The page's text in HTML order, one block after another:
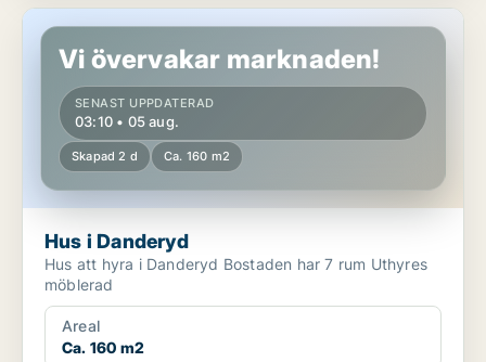
Hus i Danderyd
Vi övervakar marknaden!
SENAST UPPDATERAD
03:10 • 05 aug.
Skapad 2 d Ca. 160 m2
Hus i Danderyd
Hus att hyra i Danderyd Bostaden har 7 rum Uthyres
möblerad
Areal
Ca. 160 m2